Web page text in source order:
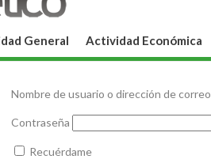
General Actividad Económica
Nombre de usuario o dirección de correo
Contraseña
Recuérdame